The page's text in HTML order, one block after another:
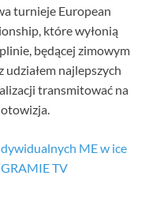
turnieje European
które wyłonią
będącej zimowym
najlepszych
transmitować na
ME w ice
TV